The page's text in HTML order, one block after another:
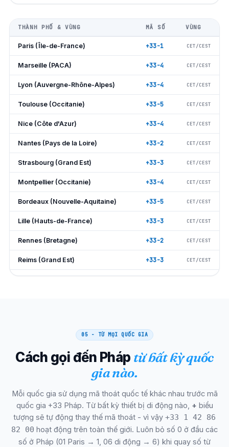
THÀNH PHỐ & VÙNG MÃ SỐ VÙNG
Paris (Île-de-France) +33-1 CET/CEST
Marseille (PACA) +33-4 CET/CEST
Lyon (Auvergne-Rhône-Alpes) +33-4 CET/CEST
Toulouse (Occitanie) +33-5 CET/CEST
Nice (Côte d'Azur) +33-4 CET/CEST
Nantes (Pays de la Loire) +33-2 CET/CEST
Strasbourg (Grand Est) +33-3 CET/CEST
Montpellier (Occitanie) +33-4 CET/CEST
Bordeaux (Nouvelle-Aquitaine) +33-5 CET/CEST
Lille (Hauts-de-France) +33-3 CET/CEST
Rennes (Bretagne) +33-2 CET/CEST
Reims (Grand Est) +33-3 CET/CEST
+33-4
Dijon (Bourgogne) +33-3 CET/CEST
Sự tức giận (Pays de la Loire)
Nimes (Gard) +33-4 CET/CEST
Villeurbanne (Métro Lyon) +33-4 CET/CEST
Aix-en-Provence
05 - TỪ MỌI QUỐC GIA
Cách gọi đến Pháp từ bất kỳ quốc
gia nào.
Mỗi quốc gia sử dụng mã thoát quốc tế khác nhau trước mã
quốc gia +33 Pháp. Từ bất kỳ thiết bị di động nào, + biểu
tượng sẽ tự động thay thế mã thoát - vì vậy +33 1 42 86
82 00 hoạt động trên toàn thế giới. Luôn bỏ số 0 ở đầu các
số ở Pháp (01 Paris → 1, 06 di động → 6) khi quay số từ